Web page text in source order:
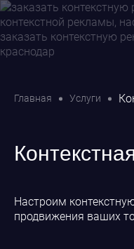
Главная Услуги
Настроим
продвижения ваших